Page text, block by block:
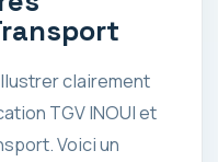
clairement
TGV INOUI et
Voici un